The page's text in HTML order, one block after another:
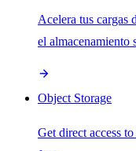
Acelera tus cargas
el almacenamiento
Object Storage
Get direct access